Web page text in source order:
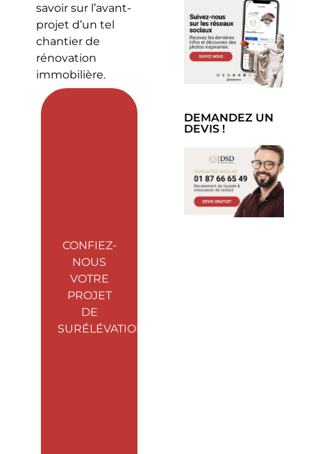
savoir sur l’avant-
projet d’un tel
chantier de
rénovation
immobilière.
CONFIEZ-
NOUS
VOTRE
PROJET
DE
SURÉLÉVATION
DEMANDEZ UN
DEVIS !